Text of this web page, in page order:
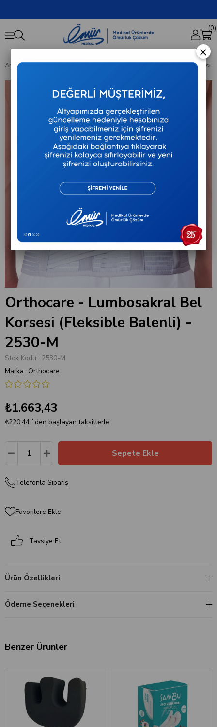
0
Anasayfa Ortopedik Destekler Orthocare - Lumbosakral Bel Korsesi
Orthocare - Lumbosakral Bel
Korsesi (Fleksible Balenli) -
2530-M
Stok Kodu
2530-M
Marka : Orthocare
₺1.663,43
₺220,44 `den başlayan taksitlerle
Telefonla Sipariş
Favorilere Ekle
Tavsiye Et
Ürün Özellikleri
Ödeme Seçenekleri
Benzer Ürünler
×